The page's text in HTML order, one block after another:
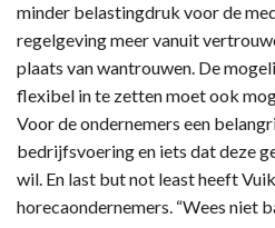
minder belastingdruk voor de
regelgeving meer vanuit
plaats van wantrouwen. De
flexibel in te zetten moet ook
Voor de ondernemers een
bedrijfsvoering en iets dat deze
wil. En last but not least heeft
horecaondernemers. “Wees niet